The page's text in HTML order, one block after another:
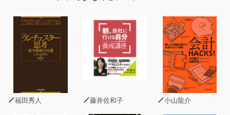
福田秀人 藤井佐和子 小山龍介